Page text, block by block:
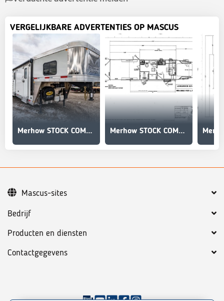
VERGELIJKBARE ADVERTENTIES OP MASCUS
Merhow STOCK COMBO NON-STANDARD FLOOR PLAN Merhow STOCK COMBO NON-STANDARD FLOOR PLAN
Bedrijf
Producten en diensten
Contactgegevens
Mascus-sites